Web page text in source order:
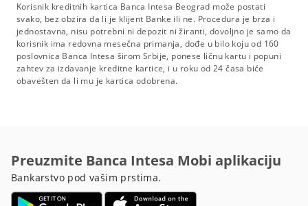
Korisnik kreditnih kartica Banca Intesa Beograd može postati
svako, bez obzira da li je klijent Banke ili ne. Procedura je brza i
jednostavna, nisu potrebni ni depozit ni žiranti, dovoljno je samo da
korisnik ima redovna mesečna primanja, dođe u bilo koju od 160
poslovnica Banca Intesa širom Srbije, ponese ličnu kartu i popuni
zahtev za izdavanje kreditne kartice, i u roku od 24 časa biće
obavešten da li mu je kartica odobrena.
Preuzmite Banca Intesa Mobi aplikaciju
Bankarstvo pod vašim prstima.